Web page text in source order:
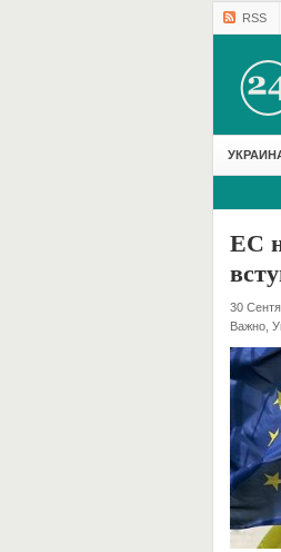
RSS
ЕС
30
Важно,